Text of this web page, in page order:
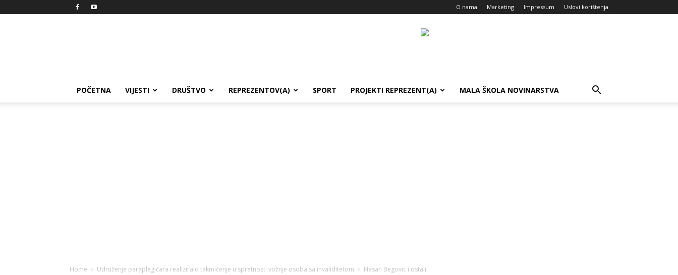
O nama Marketing Impressum Uslovi korištenja
POČETNA VIJESTI DRUŠTVO REPREZENTOV(A) SPORT PROJEKTI REPREZENT(A) MALA ŠKOLA NOVINARSTVA
Home Udruženje paraplegičara realiziralo takmičenje u spretnosti vožnje osoba sa invaliditetom Hasan Begovic i ostali